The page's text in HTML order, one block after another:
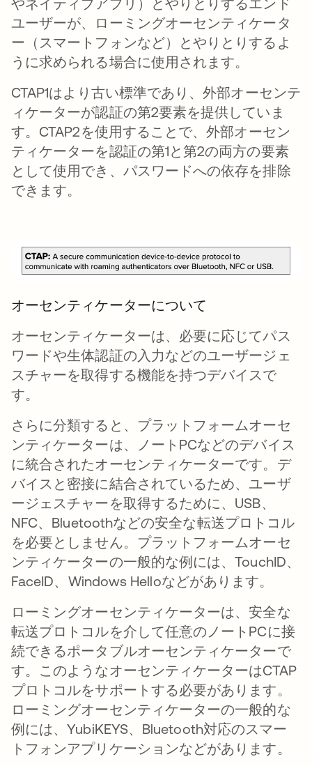
ユーザーが、ローミングオーセンティケータ
ー（スマートフォンなど）とやりとりするよ
うに求められる場合に使用されます。
CTAP1はより古い標準であり、外部オーセンテ
ィケーターが認証の第2要素を提供していま
す。CTAP2を使用することで、外部オーセン
ティケーターを認証の第1と第2の両方の要素
として使用でき、パスワードへの依存を排除
できます。
オーセンティケーターについて
オーセンティケーターは、必要に応じてパス
ワードや生体認証の入力などのユーザージェ
スチャーを取得する機能を持つデバイスで
す。
さらに分類すると、 プラットフォームオーセ
ンティケーターは、ノートPCなどのデバイス
に統合されたオーセンティケーターです。デ
バイスと密接に結合されているため、ユーザ
ージェスチャーを取得するために、USB、
NFC、Bluetoothなどの安全な転送プロトコル
を必要としません。プラットフォームオーセ
ンティケーターの一般的な例には、TouchID、
FaceID、Windows Helloなどがあります。
ローミングオーセンティケーターは、安全な
転送プロトコルを介して任意のノートPCに接
続できるポータブルオーセンティケーターで
す。このようなオーセンティケーターはCTAP
プロトコルをサポートする必要があります。
ローミングオーセンティケーターの一般的な
例には、YubiKEYS、Bluetooth対応のスマー
トフォンアプリケーションなどがあります。